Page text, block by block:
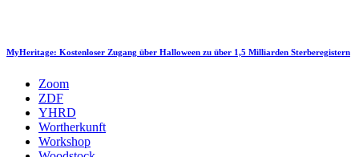
MyHeritage: Kostenloser Zugang über Halloween zu über 1,5 Milliarden Sterberegistern
Zoom
ZDF
YHRD
Wortherkunft
Workshop